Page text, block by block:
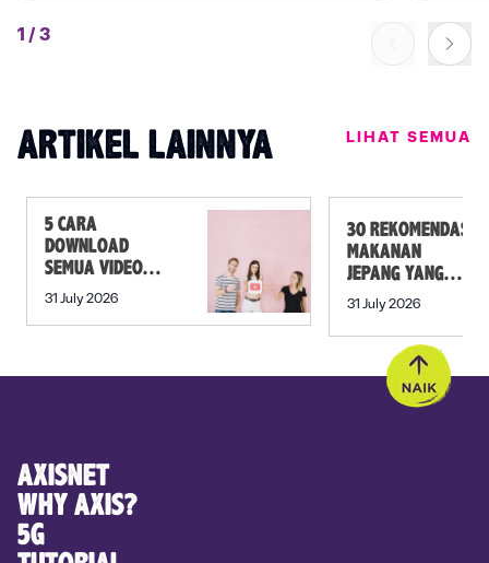
1 / 3
ARTIKEL LAINNYA LIHAT SEMUA
5 CARA
DOWNLOAD
SEMUA VIDEO
DALAM PLAYLIST
31 July 2026
30 REKOMENDASI
MAKANAN
JEPANG YANG
MUST TRY SELAIN
31 July 2026
AXISNET
WHY AXIS?
5G